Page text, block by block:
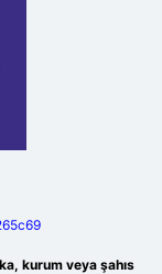
kurum veya şahıs